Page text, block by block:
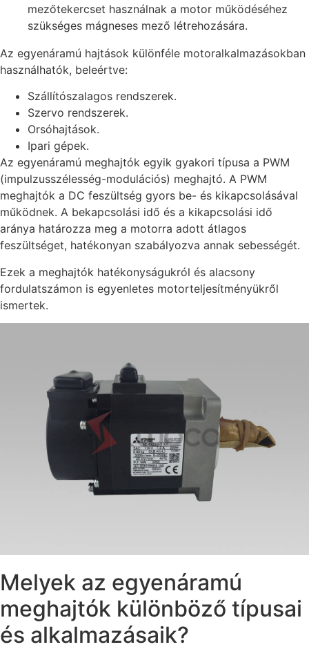
mezőtekercset használnak a motor működéséhez
szükséges mágneses mező létrehozására.
Az egyenáramú hajtások különféle motoralkalmazásokban
használhatók, beleértve:
Szállítószalagos rendszerek.
Szervo rendszerek.
Orsóhajtások.
Ipari gépek.
Az egyenáramú meghajtók egyik gyakori típusa a PWM
(impulzusszélesség-modulációs) meghajtó. A PWM
meghajtók a DC feszültség gyors be- és kikapcsolásával
működnek. A bekapcsolási idő és a kikapcsolási idő
aránya határozza meg a motorra adott átlagos
feszültséget, hatékonyan szabályozva annak sebességét.
Ezek a meghajtók hatékonyságukról és alacsony
fordulatszámon is egyenletes motorteljesítményükről
ismertek.
Melyek az egyenáramú
meghajtók különböző típusai
és alkalmazásaik?